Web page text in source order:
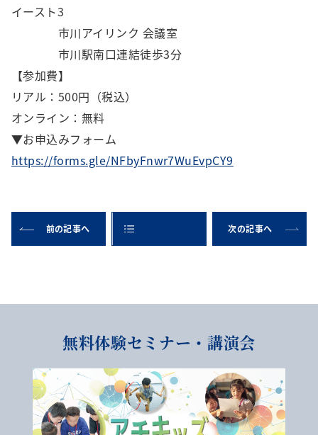
イースト3
市川アイリンク 会議室
市川駅南口連結徒歩3分
【参加費】
リアル：500円（税込）
オンライン：無料
▼お申込みフォーム
https://forms.gle/NFbyFnwr7WuEvpCY9
前の記事へ 次の記事へ
無料体験セミナー・講演会